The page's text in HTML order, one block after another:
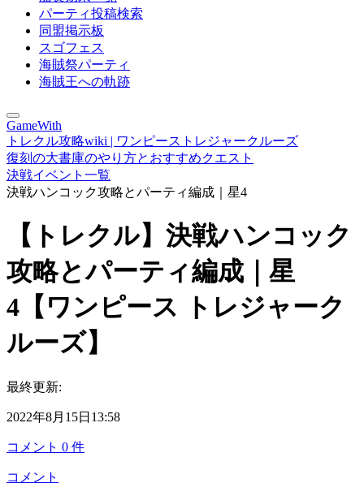
パーティ投稿検索
同盟掲示板
スゴフェス
海賊祭パーティ
海賊王への軌跡
GameWith
トレクル攻略wiki | ワンピーストレジャークルーズ
復刻の大書庫のやり方とおすすめクエスト
決戦イベント一覧
決戦ハンコック攻略とパーティ編成｜星4
【トレクル】決戦ハンコック
攻略とパーティ編成｜星
4【ワンピース トレジャーク
ルーズ】
最終更新:
2022年8月15日13:58
コメント 0 件
コメント